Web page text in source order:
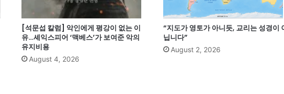
[석문섭 칼럼] 악인에게 평강이 없는 이
유…셰익스피어 ‘맥베스’가 보여준 악의
유지비용
August 4, 2026
“지도가 영토가 아니듯, 교리는 성경이
닙니다”
August 2, 2026